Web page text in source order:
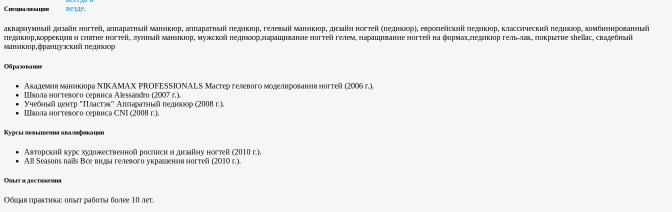
Специализация
аквариумный дизайн ногтей, аппаратный маникюр, аппаратный педикюр, гелевый маникюр, дизайн ногтей (педикюр), европейский педикюр, классический педикюр, комбинированный
педикюр,коррекция и снятие ногтей, лунный маникюр, мужской педикюр,наращивание ногтей гелем, наращивание ногтей на формах,педикюр гель-лак, покрытие shellac, свадебный
маникюр,французский педикюр
Образование
Академия маникюра NIKAMAX PROFESSIONALS Мастер гелевого моделирования ногтей (2006 г.).
Школа ногтевого сервиса Alessandro (2007 г.).
Учебный центр "Пластэк" Аппаратный педикюр (2008 г.).
Школа ногтевого сервиса CNI (2008 г.).
Курсы повышения квалификации
Авторский курс художественной росписи и дизайну ногтей (2010 г.).
All Seasons nails Все виды гелевого украшения ногтей (2010 г.).
Опыт и достижения
Общая практика: опыт работы более 10 лет.